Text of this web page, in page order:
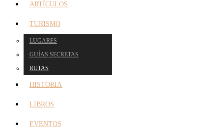
ARTÍCULOS
TURISMO
LUGARES
GUÍAS SECRETAS
RUTAS
HISTORIA
LIBROS
EVENTOS